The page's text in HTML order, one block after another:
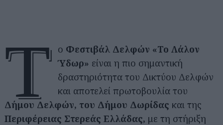
Τ ο Φεστιβάλ Δελφών «Το Λάλον
Ύδωρ» είναι η πιο σημαντική
δραστηριότητα του Δικτύου Δελφών
και αποτελεί πρωτοβουλία του
Δήμου Δελφών, του Δήμου Δωρίδας και της
Περιφέρειας Στερεάς Ελλάδας, με τη στήριξη